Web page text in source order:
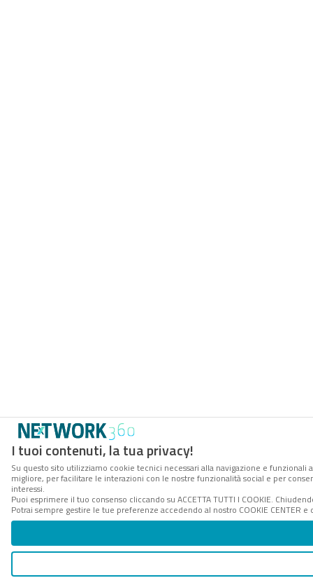
I tuoi contenuti, la tua privacy!
Su questo sito utilizziamo cookie tecnici necessari alla navigazione e
migliore, per facilitare le interazioni con le nostre funzionalità social e per
interessi.
Puoi esprimere il tuo consenso cliccando su ACCETTA TUTTI I COOKIE.
Potrai sempre gestire le tue preferenze accedendo al nostro COOKIE